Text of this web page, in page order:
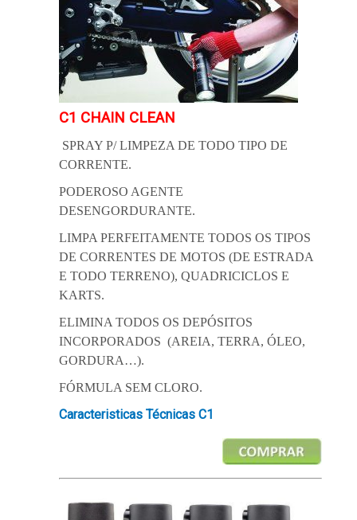
C1 CHAIN CLEAN
SPRAY P/ LIMPEZA DE TODO TIPO DE
CORRENTE.
PODEROSO AGENTE
DESENGORDURANTE.
LIMPA PERFEITAMENTE TODOS OS TIPOS
DE CORRENTES DE MOTOS (DE ESTRADA
E TODO TERRENO), QUADRICICLOS E
KARTS.
ELIMINA TODOS OS DEPÓSITOS
INCORPORADOS (AREIA, TERRA, ÓLEO,
GORDURA…).
FÓRMULA SEM CLORO.
Caracteristicas Técnicas C1